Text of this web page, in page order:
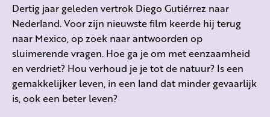
Dertig jaar geleden vertrok Diego Gutiérrez naar
Nederland. Voor zijn nieuwste film keerde hij terug
naar Mexico, op zoek naar antwoorden op
sluimerende vragen. Hoe ga je om met eenzaamheid
en verdriet? Hou verhoud je je tot de natuur? Is een
gemakkelijker leven, in een land dat minder gevaarlijk
is, ook een beter leven?